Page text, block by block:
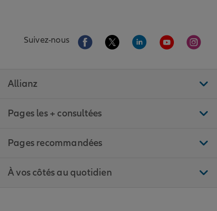
Suivez-nous Aller sur la page Facebook de Allianz
Aller sur la page Twitter de
Aller sur la page
Aller sur la
Aller
Allianz
Pages les + consultées
Pages recommandées
À vos côtés au quotidien